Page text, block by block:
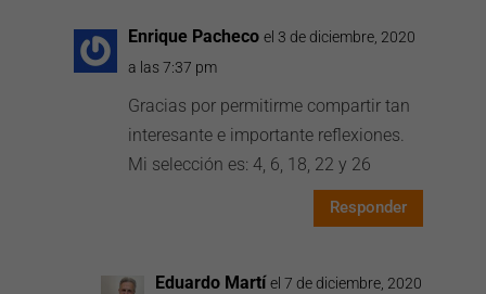
Enrique Pacheco el 3 de diciembre, 2020
a las 7:37 pm
Gracias por permitirme compartir tan
interesante e importante reflexiones.
Mi selección es: 4, 6, 18, 22 y 26
Responder
Eduardo Martí el 7 de diciembre, 2020